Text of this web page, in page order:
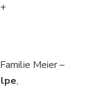
Meier –
,